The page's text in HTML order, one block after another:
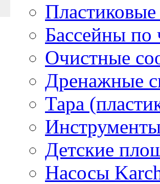
Бассейны по
Очистные
Дренажные
Тара
Детские
Насосы